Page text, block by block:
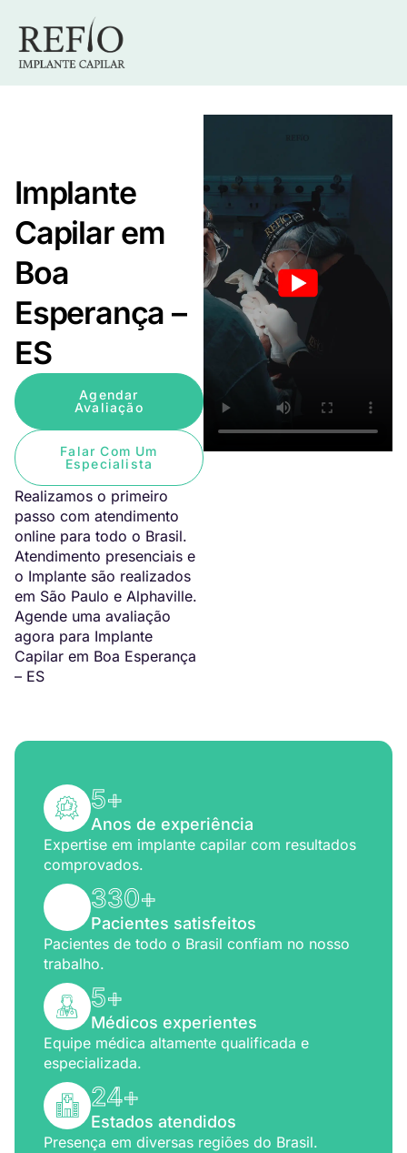
Implante
Capilar em
Boa
Esperança –
ES
Agendar
Avaliação
Falar Com Um
Especialista
Realizamos o primeiro
passo com atendimento
online para todo o Brasil.
Atendimento presenciais e
o Implante são realizados
em São Paulo e Alphaville.
Agende uma avaliação
agora para Implante
Capilar em Boa Esperança
– ES
5+
Anos de experiência
Expertise em implante capilar com resultados
comprovados.
330+
Pacientes satisfeitos
Pacientes de todo o Brasil confiam no nosso
trabalho.
5+
Médicos experientes
Equipe médica altamente qualificada e
especializada.
24+
Estados atendidos
Presença em diversas regiões do Brasil.